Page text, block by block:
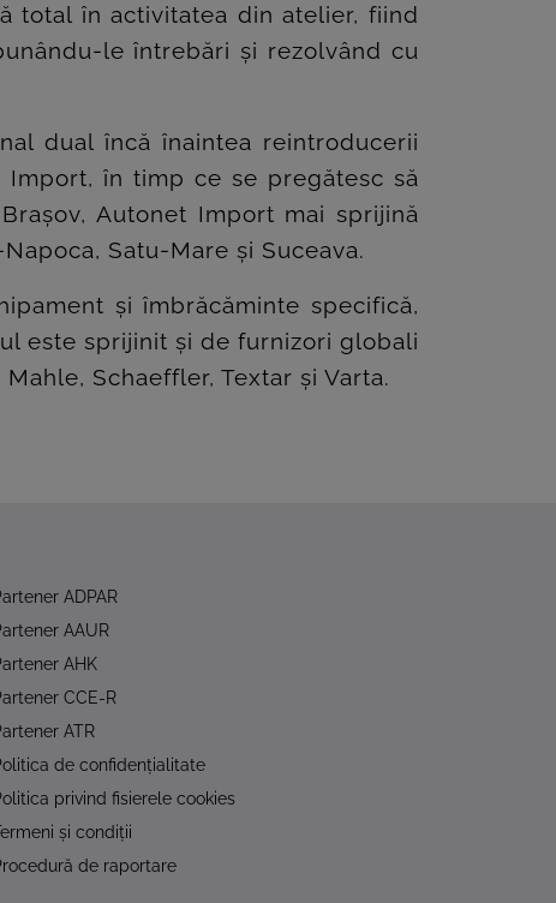
total în activitatea din atelier, fiind
le întrebări și rezolvând cu
dual încă înaintea reintroducerii
în timp ce se pregătesc să
Autonet Import mai sprijină
Satu-Mare și Suceava.
și îmbrăcăminte specifică,
este sprijinit și de furnizori globali
Schaeffler, Textar și Varta.
ADPAR
AAUR
AHK
CCE-R
ATR
de confidențialitate
privind fisierele cookies
și condiții
de raportare